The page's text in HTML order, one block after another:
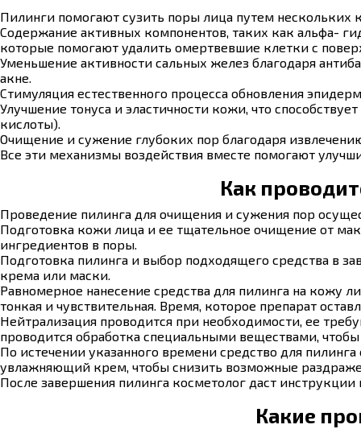
Пилинги помогают сузить поры лица путем
Содержание активных компонентов, таких как альфа-
которые помогают удалить омертвевшие клетки с
Уменьшение активности сальных желез благодаря
акне.
Стимуляция естественного процесса обновления
Улучшение тонуса и эластичности кожи, что
кислоты).
Очищение и сужение глубоких пор благодаря
Все эти механизмы воздействия вместе помогают
Как
Проведение пилинга для очищения и сужения пор
Подготовка кожи лица и ее тщательное очищение от
ингредиентов в поры.
Подготовка пилинга и выбор подходящего средства в
крема или маски.
Равномерное нанесение средства для пилинга на кожу
тонкая и чувствительная. Время, которое препарат
Нейтрализация проводится при необходимости, ее
проводится обработка специальными веществами,
По истечении указанного времени средство для
увлажняющий крем, чтобы снизить возможные
После завершения пилинга косметолог даст
Какие